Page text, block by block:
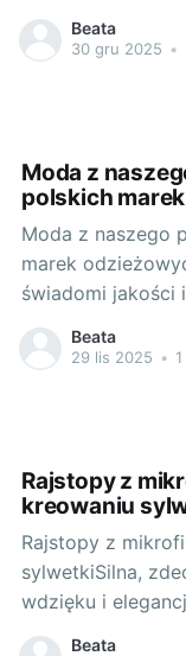
która sprawi, że
Polska marka
Beata
30 gru 2025 •
Moda z
polskich
Moda z naszego
marek
świadomi jakości
kupujemy.
lokalnie
polskie
Beata
29 lis 2025 •
Rajstopy z
kreowaniu
Rajstopy z
sylwetkiSilna,
wdzięku i
rozwiązań, które
Beata